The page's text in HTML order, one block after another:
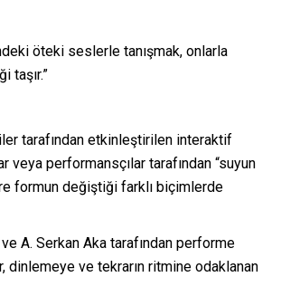
öteki seslerle tanışmak, onlarla
taşır.”
tarafından etkinleştirilen interaktif
veya performansçılar tarafından “suyun
formun değiştiği farklı biçimlerde
A. Serkan Aka tarafından performe
dinlemeye ve tekrarın ritmine odaklanan